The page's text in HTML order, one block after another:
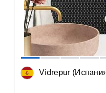
Vidrepur